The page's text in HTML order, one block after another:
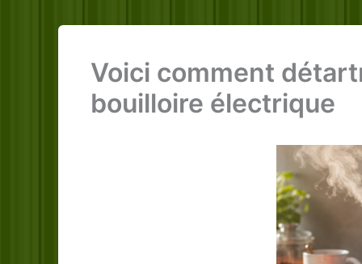
Voici comment
bouilloire électrique